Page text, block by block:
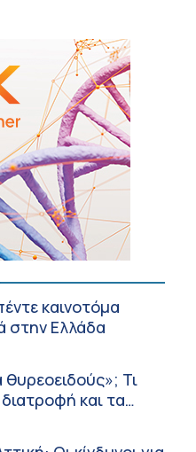
καινοτόμα
στην Ελλάδα
θυρεοειδούς»; Τι
και τα